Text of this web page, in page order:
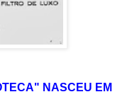
NASCEU EM